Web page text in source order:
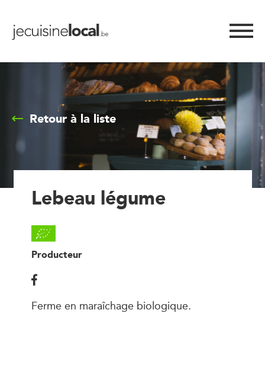
Retour à la liste
Lebeau légume
Producteur
Ferme en maraîchage biologique.